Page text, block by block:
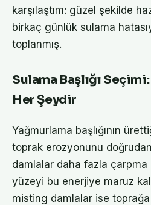
karşılaştım: güzel şekilde
birkaç günlük sulama
toplanmış.
Sulama Başlığı
Her Şeydir
Yağmurlama başlığının
toprak erozyonunu
damlalar daha fazla çarpma
yüzeyi bu enerjiye maruz
misting damlalar ise